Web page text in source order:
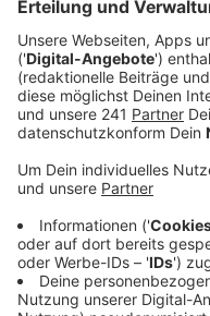
endlich wieder den
Veedelszoch
steht.
Veröffentlicht:
Anzeige
Das haben die
Wegen
Sicherung des Zuges,